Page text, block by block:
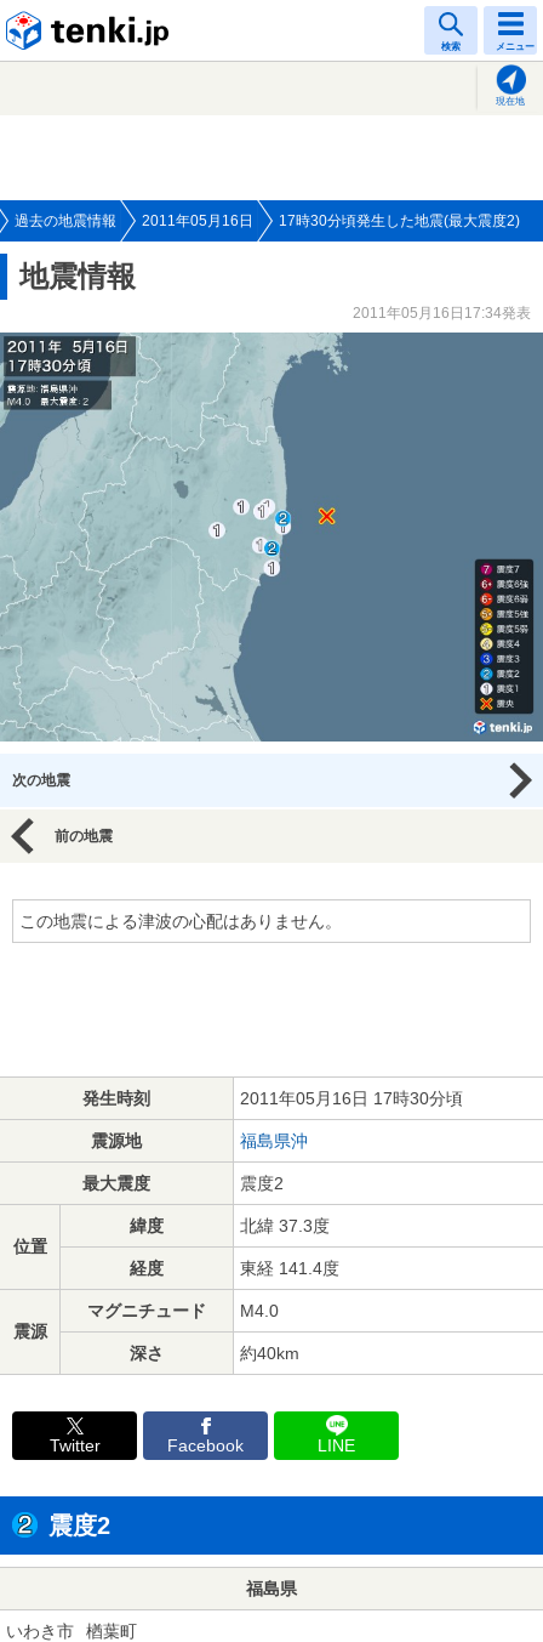
検索 メニュー
現在地
過去の地震情報 2011年05月16日 17時30分頃発生した地震(最大震度2)
地震情報
2011年05月16日17:34発表
次の地震
前の地震
この地震による津波の心配はありません。
発生時刻 2011年05月16日 17時30分頃
震源地 福島県沖
最大震度 震度2
位置
緯度 北緯 37.3度
経度 東経 141.4度
震源
マグニチュード M4.0
深さ 約40km
Twitter Facebook LINE
震度2
福島県
いわき市 楢葉町